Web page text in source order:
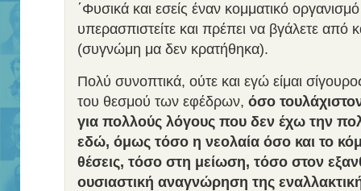
΄Φυσικά και εσείς έναν κομματικό
υπερασπιστείτε και πρέπει να βγάλετε
(συγνώμη μα δεν κρατήθηκα).
Πολύ συνοπτικά, ούτε και εγώ είμαι
του θεσμού των εφέδρων, όσο
για πολλούς λόγους που δεν έχω την
εδώ, όμως τόσο η νεολαία όσο και το
θέσεις, τόσο στη μείωση, τόσο στον
ουσιαστική αναγνώρηση της